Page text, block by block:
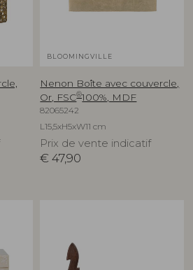
BLOOMINGVILLE
Nenon Boîte avec couvercle,
Or, FSC®100%, MDF
82065242
L15,5xH5xW11 cm
Prix de vente indicatif
€ 47,90